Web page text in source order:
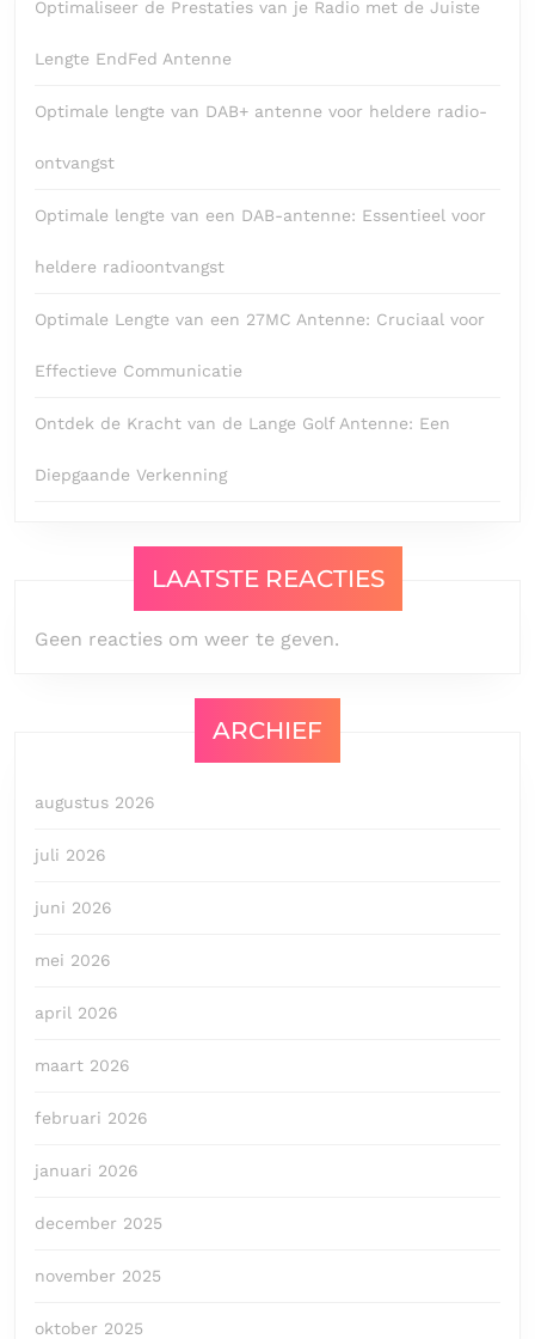
Optimaliseer de Prestaties van je Radio met de Juiste
Lengte EndFed Antenne
Optimale lengte van DAB+ antenne voor heldere radio-
ontvangst
Optimale lengte van een DAB-antenne: Essentieel voor
heldere radioontvangst
Optimale Lengte van een 27MC Antenne: Cruciaal voor
Effectieve Communicatie
Ontdek de Kracht van de Lange Golf Antenne: Een
Diepgaande Verkenning
LAATSTE REACTIES
Geen reacties om weer te geven.
ARCHIEF
augustus 2026
juli 2026
juni 2026
mei 2026
april 2026
maart 2026
februari 2026
januari 2026
december 2025
november 2025
oktober 2025